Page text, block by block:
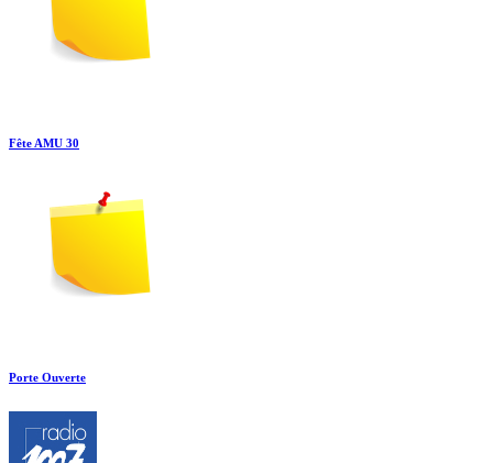
Fête AMU 30
Porte Ouverte